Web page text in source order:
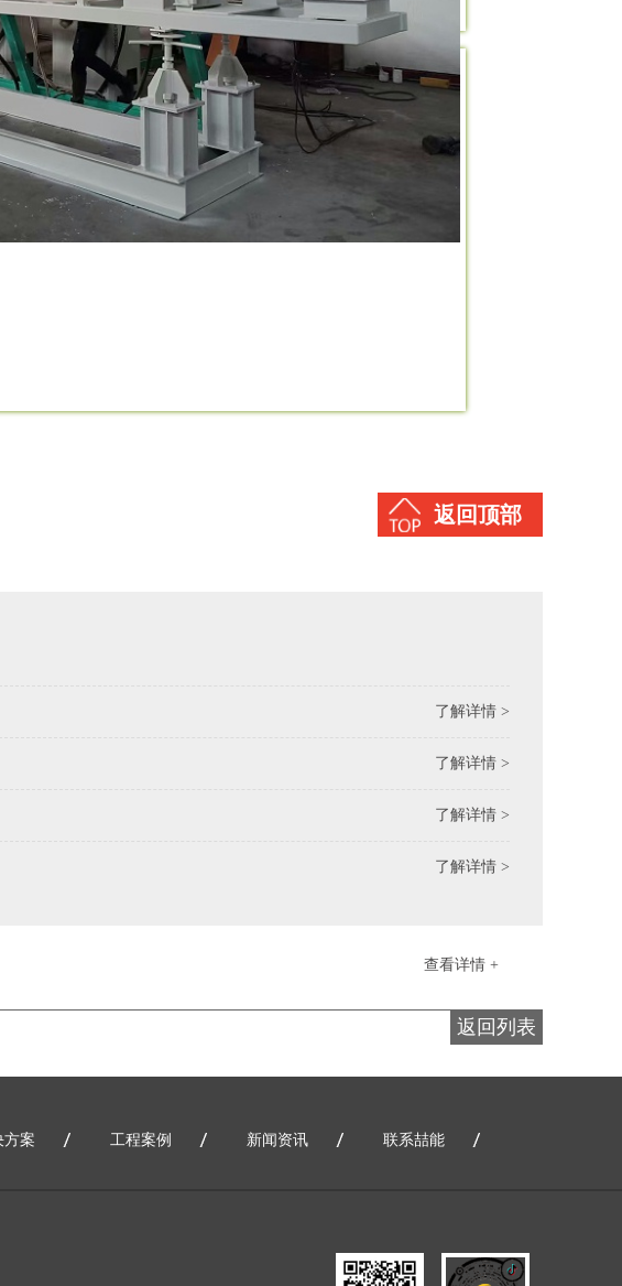
返回顶部
了解详情 >
了解详情 >
了解详情 >
了解详情 >
查看详情 +
返回列表
方案 工程案例 新闻资讯 联系喆能